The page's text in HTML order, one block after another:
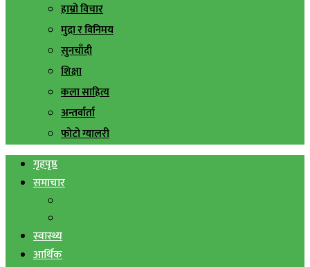
हाम्रो विचार
मुद्रा र विनिमय
सुनचाँदी
शिक्षा
कला साहित्य
अन्तर्वार्ता
फोटो ग्यालरी
गृहपृष्ठ
समाचार
स्वास्थ्य
आर्थिक